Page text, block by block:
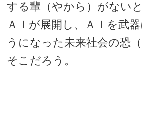
する輩（やから）がない
ＡＩが展開し、ＡＩを武
うになった未来社会の恐
そこだろう。